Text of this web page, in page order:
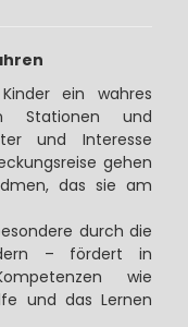
ein wahres
Stationen und
und Interesse
gehen
das sie am
durch die
– fördert in
wie
und das Lernen